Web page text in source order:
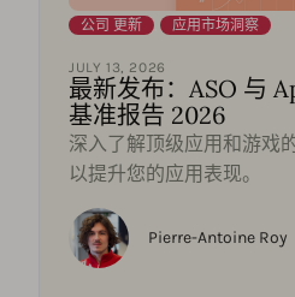
公司 更新 应用市场洞察
JULY 13, 2026
最新发布：ASO 与
基准报告 2026
深入了解顶级应用和游戏
以提升您的应用表现。
Pierre-Antoine Roy